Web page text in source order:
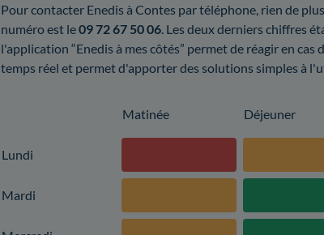
Pour contacter Enedis à Contes par téléphone, rien de
numéro est le09 72 67 50 06 . Les deux derniers chiffres
l'application “Enedis à mes côtés” permet de réagir en
temps réel et permet d'apporter des solutions simples à
Matinée Déjeuner
Lundi
Mardi